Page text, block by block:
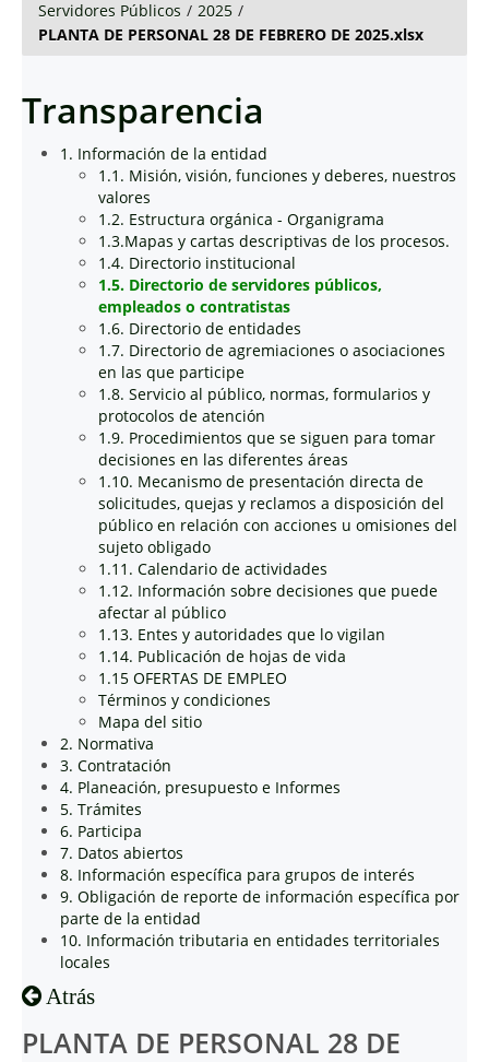
Servidores Públicos / 2025 /
PLANTA DE PERSONAL 28 DE FEBRERO DE 2025.xlsx
Transparencia
1. Información de la entidad
1.1. Misión, visión, funciones y deberes, nuestros
valores
1.2. Estructura orgánica - Organigrama
1.3.Mapas y cartas descriptivas de los procesos.
1.4. Directorio institucional
1.5. Directorio de servidores públicos,
empleados o contratistas
1.6. Directorio de entidades
1.7. Directorio de agremiaciones o asociaciones
en las que participe
1.8. Servicio al público, normas, formularios y
protocolos de atención
1.9. Procedimientos que se siguen para tomar
decisiones en las diferentes áreas
1.10. Mecanismo de presentación directa de
solicitudes, quejas y reclamos a disposición del
público en relación con acciones u omisiones del
sujeto obligado
1.11. Calendario de actividades
1.12. Información sobre decisiones que puede
afectar al público
1.13. Entes y autoridades que lo vigilan
1.14. Publicación de hojas de vida
1.15 OFERTAS DE EMPLEO
Términos y condiciones
Mapa del sitio
2. Normativa
3. Contratación
4. Planeación, presupuesto e Informes
5. Trámites
6. Participa
7. Datos abiertos
8. Información específica para grupos de interés
9. Obligación de reporte de información específica por
parte de la entidad
10. Información tributaria en entidades territoriales
locales
Atrás
PLANTA DE PERSONAL 28 DE